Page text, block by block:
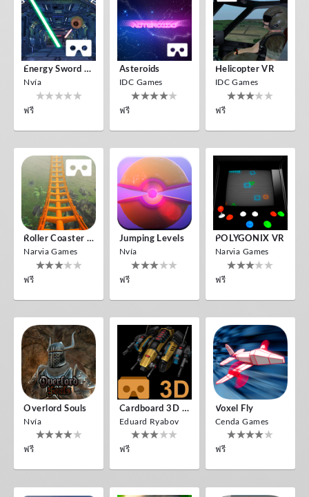
Energy Sword VR
Nvía
ฟรี
Asteroids
IDC Games
ฟรี
Helicopter VR
IDC Games
ฟรี
Roller Coaster VR
Narvia Games
ฟรี
Jumping Levels
Nvía
ฟรี
POLYGONIX VR
Narvia Games
ฟรี
Overlord Souls
Nvía
ฟรี
Cardboard 3D VR Space FPS Game
Eduard Ryabov
ฟรี
Voxel Fly
Cenda Games
ฟรี